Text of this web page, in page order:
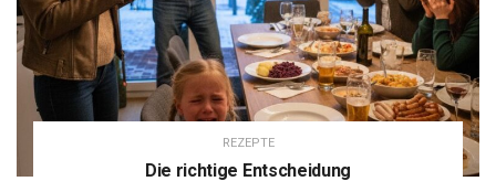
REZEPTE
Die richtige Entscheidung